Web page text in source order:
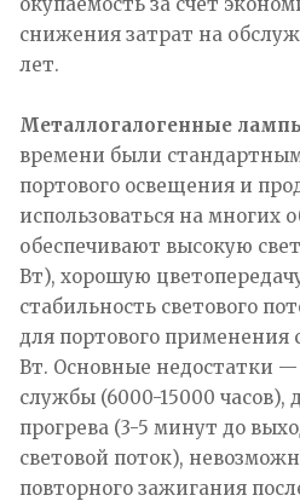
снижения затрат на
лет.
Металлогалогенные
времени были
портового освещения и
использоваться на многих
обеспечивают высокую
Вт), хорошую
стабильность светового
для портового применения
Вт. Основные недостатки
службы (6000-15000
прогрева (3-5 минут до
световой поток),
повторного зажигания